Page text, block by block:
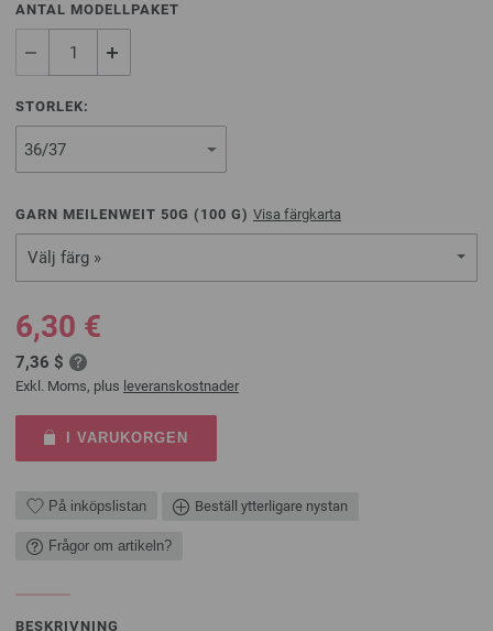
ANTAL MODELLPAKET
STORLEK:
GARN MEILENWEIT 50G ( 100 G) Visa färgkarta
Välj färg »
6,30 €
7,36 $
Exkl. Moms, plus leveranskostnader
I VARUKORGEN
På inköpslistan Beställ ytterligare nystan
Frågor om artikeln?
BESKRIVNING